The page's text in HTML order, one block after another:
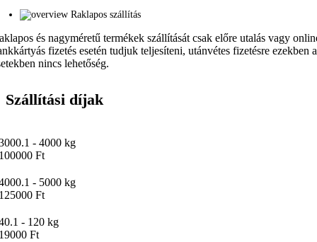
Raklapos szállítás
és nagyméretű termékek szállítását csak előre utalás vagy
fizetés esetén tudjuk teljesíteni, utánvétes fizetésre ezekben
nincs lehetőség.
Szállítási díjak
- 4000 kg
Ft
- 5000 kg
Ft
- 120 kg
Ft